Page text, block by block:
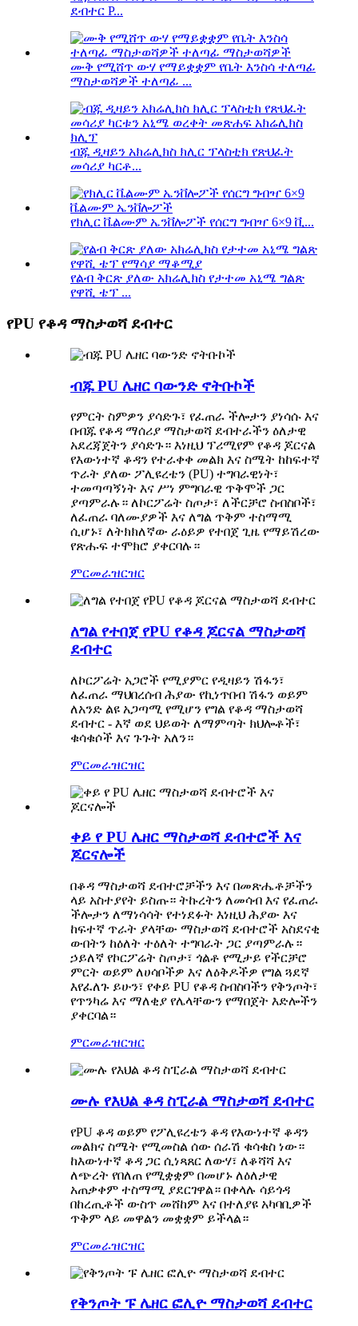
ደብተር P...
ሙቅ የሚሸጥ ውሃ የማይቋቋም የቤት እንስሳ ተለጣፊ
ማስታወሻዎች ተለጣፊ ...
ብጁ ዲዛይን አክሬሊክስ ክሊር ፕላስቲክ የጽህፈት
መሳሪያ ካርቶ...
የክሊር ቬልሙም ኤንቨሎፖች የሰርግ ግብዣ 6×9 ቪ...
የልብ ቅርጽ ያለው አክሬሊክስ የታተመ አኒሜ ግልጽ
የዋሺ ቴፕ ...
የPU የቆዳ ማስታወሻ ደብተር
ብጁ PU ሌዘር ባውንድ ኖትቡኮች
የምርት ስምዎን ያሳድጉ፣ የፈጠራ ችሎታን ያነሳሱ እና
በብጁ የቆዳ ማሰሪያ ማስታወሻ ደብተራችን ዕለታዊ
አደረጃጀትን ያሳድጉ። እነዚህ ፕሪሚየም የቆዳ ጆርናል
የእውነተኛ ቆዳን የተራቀቀ መልክ እና ስሜት ከከፍተኛ
ጥራት ያለው ፖሊዩረቴን (PU) ተግባራዊነት፣
ተመጣጣኝነት እና ሥነ ምግባራዊ ጥቅሞች ጋር
ያጣምራሉ። ለኮርፖሬት ስጦታ፣ ለችርቻሮ ስብስቦች፣
ለፈጠራ ባለሙያዎች እና ለግል ጥቅም ተስማሚ
ሲሆኑ፣ ለትክክለኛው ራዕይዎ የተበጀ ጊዜ የማይሽረው
የጽሑፍ ተሞክሮ ያቀርባሉ።
ምርመራዝርዝር
ለግል የተበጀ የPU የቆዳ ጆርናል ማስታወሻ
ደብተር
ለኮርፖሬት አጋሮች የሚያምር የዲዛይን ሽፋን፣
ለፈጠራ ማህበረሰብ ሕያው የኪነጥበብ ሽፋን ወይም
ለአንድ ልዩ አጋጣሚ የሚሆን የግል የቆዳ ማስታወሻ
ደብተር - እኛ ወደ ህይወት ለማምጣት ክህሎቶች፣
ቁሳቁሶች እና ጉጉት አለን።
ምርመራዝርዝር
ቀይ የ PU ሌዘር ማስታወሻ ደብተሮች እና
ጆርናሎች
በቆዳ ማስታወሻ ደብተሮቻችን እና በመጽሔቶቻችን
ላይ አስተያየት ይስጡ። ትኩረትን ለመሳብ እና የፈጠራ
ችሎታን ለማነሳሳት የተነደፉት እነዚህ ሕያው እና
ከፍተኛ ጥራት ያላቸው ማስታወሻ ደብተሮች አስደናቂ
ውበትን ከዕለት ተዕለት ተግባራት ጋር ያጣምራሉ።
ኃይለኛ የኮርፖሬት ስጦታ፣ ጎልቶ የሚታይ የችርቻሮ
ምርት ወይም ለሀሳቦችዎ እና ለዕቅዶችዎ የግል ጓደኛ
እየፈለጉ ይሁን፣ የቀይ PU የቆዳ ስብስባችን የቅንጦት፣
የጥንካሬ እና ማለቂያ የሌላቸውን የማበጀት እድሎችን
ያቀርባል።
ምርመራዝርዝር
ሙሉ የእህል ቆዳ ስፒራል ማስታወሻ ደብተር
የPU ቆዳ ወይም የፖሊዩረቴን ቆዳ የእውነተኛ ቆዳን
መልክና ስሜት የሚመስል ሰው ሰራሽ ቁሳቁስ ነው።
ከእውነተኛ ቆዳ ጋር ሲነጻጸር ለውሃ፣ ለቆሻሻ እና
ለጭረት የበለጠ የሚቋቋም በመሆኑ ለዕለታዊ
አጠቃቀም ተስማሚ ያደርገዋል። በቀላሉ ሳይጎዳ
በከረጢቶች ውስጥ መሸከም እና በተለያዩ አካባቢዎች
ጥቅም ላይ መዋልን መቋቋም ይችላል።
ምርመራዝርዝር
የቅንጦት ፑ ሌዘር ፎሊዮ ማስታወሻ ደብተር